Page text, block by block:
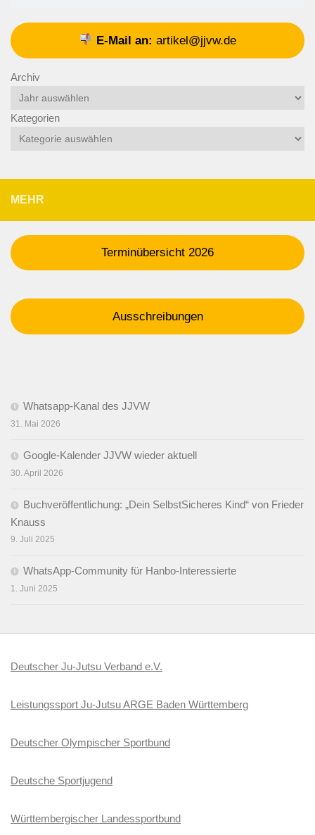
E-Mail an: artikel@jjvw.de
Archiv
Kategorien
MEHR
Terminübersicht 2026
Ausschreibungen
Whatsapp-Kanal des JJVW
31. Mai 2026
Google-Kalender JJVW wieder aktuell
30. April 2026
Buchveröffentlichung: „Dein SelbstSicheres Kind“ von Frieder
Knauss
9. Juli 2025
WhatsApp-Community für Hanbo-Interessierte
1. Juni 2025
Deutscher Ju-Jutsu Verband e.V.
Leistungssport Ju-Jutsu ARGE Baden Württemberg
Deutscher Olympischer Sportbund
Deutsche Sportjugend
Württembergischer Landessportbund